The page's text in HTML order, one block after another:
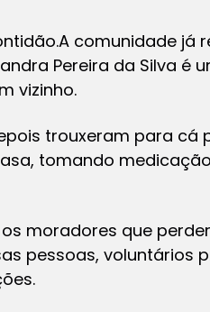
comunidade já
Pereira da Silva é
vizinho.
trouxeram para cá
tomando
moradores que
pessoas, voluntários